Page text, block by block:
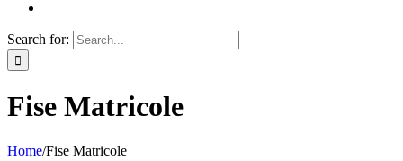
Search for:
Fise Matricole
Home/Fise Matricole